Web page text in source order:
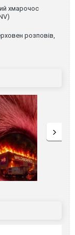
хмарочос
розповів,